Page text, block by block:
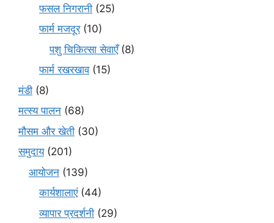
फसल निगरानी (25)
फार्म मजदूर(10)
पशु चिकित्सा सेवाएँ(8)
फार्म रखरखाव(15)
मंडी (8)
मत्स्य पालन (68)
मौसम और खेती (30)
समुदाय(201)
आयोजन (139)
कार्यशालाएं(44)
व्यापार प्रदर्शनी (29)